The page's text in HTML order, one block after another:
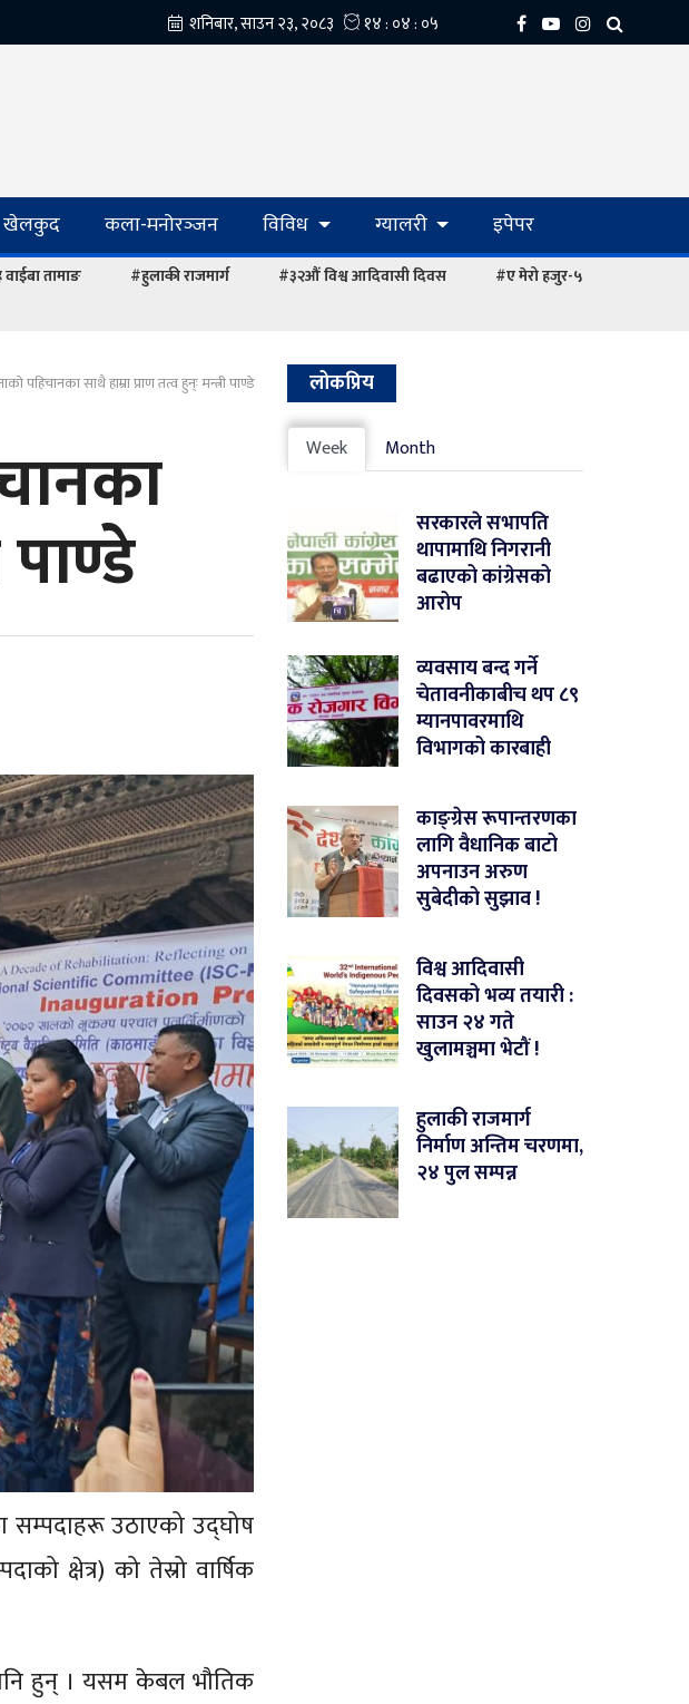
खेलकुद कला-मनोरञ्‍जन विविध ग्यालरी इपेपर
वाईबा तामाङ #हुलाकी राजमार्ग #३२औं विश्व आदिवासी दिवस
#ए मेरो हजुर-५
पहिचानका साथै हाम्रा प्राण तत्व हुन्ः मन्त्री पाण्डे
पाण्डे
सम्पदाहरू उठाएको उद्घोष
क्षेत्र) को तेस्रो वार्षिक
पनि हुन् । यसम केबल भौतिक
लोकप्रिय
Week Month
सरकारले सभापति
थापामाथि निगरानी
बढाएको कांग्रेसको
आरोप
व्यवसाय बन्द गर्ने
चेतावनीकाबीच थप ८९
म्यानपावरमाथि
विभागको कारबाही
काङ्ग्रेस रूपान्तरणका
लागि वैधानिक बाटो
अपनाउन अरुण
सुबेदीको सुझाव !
विश्व आदिवासी
दिवसको भव्य तयारी :
साउन २४ गते
खुलामञ्चमा भेटौं !
हुलाकी राजमार्ग
निर्माण अन्तिम चरणमा,
२४ पुल सम्पन्न